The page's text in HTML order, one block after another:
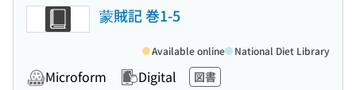
蒙賊記 巻1-5
Microform Digital
図書
Available online National Diet Library